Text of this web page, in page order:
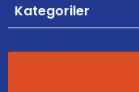
Kategoriler